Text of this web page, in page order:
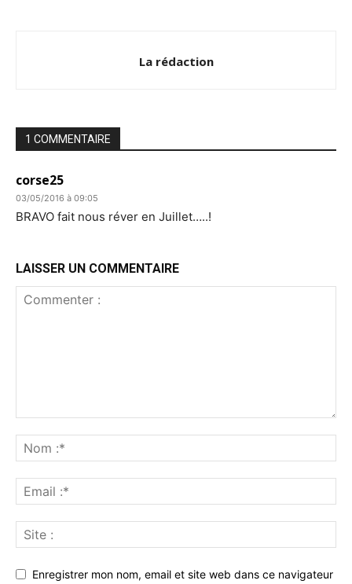
La rédaction
1 COMMENTAIRE
corse25
03/05/2016 à 09:05
BRAVO fait nous réver en Juillet…..!
LAISSER UN COMMENTAIRE
Enregistrer mon nom, email et site web dans ce navigateur